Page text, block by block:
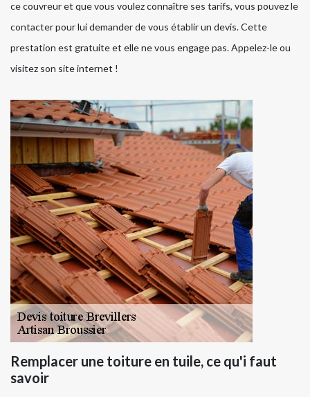
ce couvreur et que vous voulez connaître ses tarifs, vous pouvez le
contacter pour lui demander de vous établir un devis. Cette
prestation est gratuite et elle ne vous engage pas. Appelez-le ou
visitez son site internet !
Remplacer une toiture en tuile, ce qu'i faut
savoir